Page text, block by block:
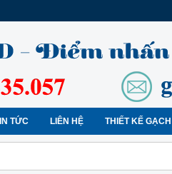
TỨC LIÊN HỆ THIẾT KẾ